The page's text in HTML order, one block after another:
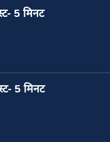
5 मिनट
5 मिनट